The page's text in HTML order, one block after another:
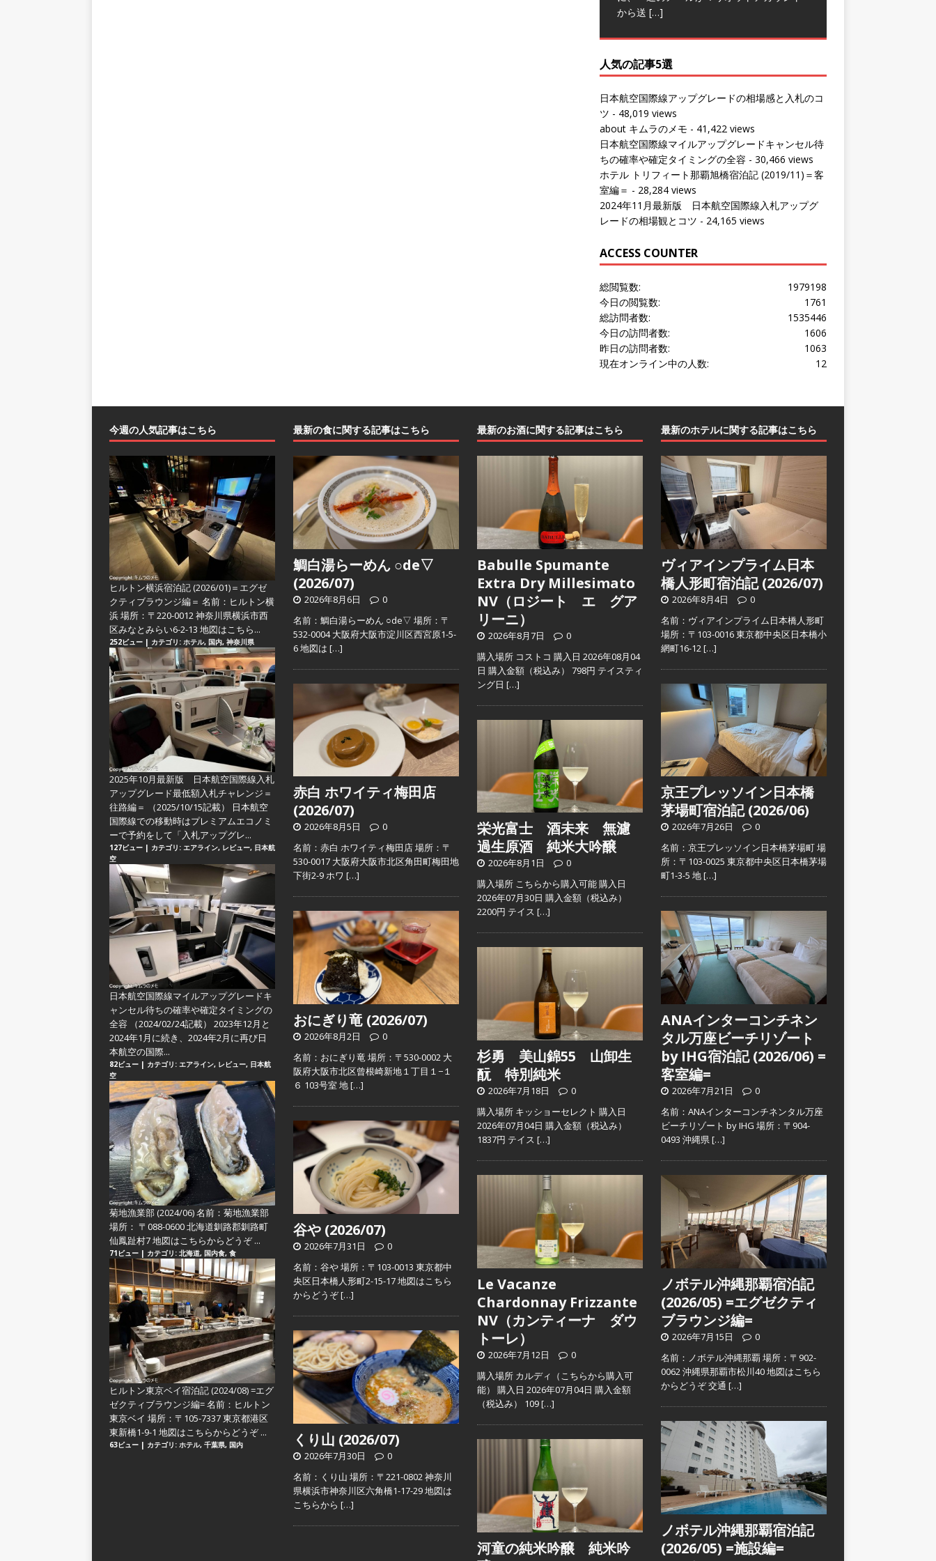
から送 […]
人気の記事5選
日本航空国際線アップグレードの相場感と入札のコ
ツ - 48,019 views
about キムラのメモ - 41,422 views
日本航空国際線マイルアップグレードキャンセル待
ちの確率や確定タイミングの全容 - 30,466 views
ホテル トリフィート那覇旭橋宿泊記 (2019/11)＝客
室編＝ - 28,284 views
2024年11月最新版 日本航空国際線入札アップグ
レードの相場観とコツ - 24,165 views
ACCESS COUNTER
1979198
総閲覧数:
1761
今日の閲覧数:
1535446
総訪問者数:
1606
今日の訪問者数:
1063
昨日の訪問者数:
12
現在オンライン中の人数:
今週の人気記事はこちら
ヒルトン横浜宿泊記 (2026/01)＝エグゼ
クティブラウンジ編＝ 名前：ヒルトン横
浜 場所：〒220-0012 神奈川県横浜市西
区みなとみらい6-2-13 地図はこちら...
252ビュー | カテゴリ: ホテル, 国内, 神奈川県
2025年10月最新版 日本航空国際線入札
アップグレード最低額入札チャレンジ＝
往路編＝
（2025/10/15記載） 日本航空
国際線での移動時はプレミアムエコノミ
ーで予約をして「入札アップグレ...
127ビュー | カテゴリ: エアライン, レビュー, 日本航
空
日本航空国際線マイルアップグレードキ
ャンセル待ちの確率や確定タイミングの
全容
（2024/02/24記載） 2023年12月と
2024年1月に続き、2024年2月に再び日
本航空の国際...
82ビュー | カテゴリ: エアライン, レビュー, 日本航
空
菊地漁業部 (2024/06)名前：菊地漁業部
場所： 〒088-0600 北海道釧路郡釧路町
仙鳳趾村7 地図はこちらからどうぞ ...
71ビュー | カテゴリ: 北海道, 国内食, 食
ヒルトン東京ベイ宿泊記 (2024/08) =エグ
ゼクティブラウンジ編=名前：ヒルトン
東京ベイ 場所：〒105-7337 東京都港区
東新橋1-9-1 地図はこちらからどうぞ ...
63ビュー | カテゴリ: ホテル, 千葉県, 国内
最新の食に関する記事はこちら
鯛白湯らーめん ○de▽
(2026/07)
2026年8月6日
0
名前：鯛白湯らーめん ○de▽ 場所：〒
532-0004 大阪府大阪市淀川区西宮原1-5-
6 地図は […]
赤白 ホワイティ梅田店
(2026/07)
2026年8月5日
0
名前：赤白 ホワイティ梅田店 場所：〒
530-0017 大阪府大阪市北区角田町梅田地
下街2-9 ホワ […]
おにぎり竜 (2026/07)
2026年8月2日
0
名前：おにぎり竜 場所：〒530-0002 大
阪府大阪市北区曾根崎新地１丁目１−１
６ 103号室 地[…]
谷や (2026/07)
2026年7月31日
0
名前：谷や 場所：〒103-0013 東京都中
央区日本橋人形町2-15-17 地図はこちら
からどうぞ[…]
くり山 (2026/07)
2026年7月30日
0
名前：くり山 場所：〒221-0802 神奈川
県横浜市神奈川区六角橋1-17-29 地図は
こちらから […]
最新のお酒に関する記事はこちら
Babulle Spumante
Extra Dry Millesimato
NV（ロジート エ グア
リーニ）
2026年8月7日
0
購入場所 コストコ 購入日 2026年08月04
日 購入金額（税込み） 798円 テイスティ
ング日 […]
栄光富士 酒未来 無濾
過生原酒 純米大吟醸
2026年8月1日
0
購入場所 こちらから購入可能 購入日
2026年07月30日 購入金額（税込み）
2200円 テイス […]
杉勇 美山錦55 山卸生
酛 特別純米
2026年7月18日
0
購入場所 キッショーセレクト 購入日
2026年07月04日 購入金額（税込み）
1837円 テイス […]
Le Vacanze
Chardonnay Frizzante
NV（カンティーナ ダウ
トーレ）
2026年7月12日
0
購入場所 カルディ（こちらから購入可
能） 購入日 2026年07月04日 購入金額
（税込み） 109[…]
河童の純米吟醸 純米吟
最新のホテルに関する記事はこちら
ヴィアインプライム日本
橋人形町宿泊記 (2026/07)
2026年8月4日
0
名前：ヴィアインプライム日本橋人形町
場所：〒103-0016 東京都中央区日本橋小
網町16-12[…]
京王プレッソイン日本橋
茅場町宿泊記 (2026/06)
2026年7月26日
0
名前：京王プレッソイン日本橋茅場町 場
所：〒103-0025 東京都中央区日本橋茅場
町1-3-5 地[…]
ANAインターコンチネン
タル万座ビーチリゾート
by IHG宿泊記 (2026/06) =
客室編=
2026年7月21日
0
名前：ANAインターコンチネンタル万座
ビーチリゾート by IHG 場所：〒904-
0493 沖縄県[…]
ノボテル沖縄那覇宿泊記
(2026/05) =エグゼクティ
ブラウンジ編=
2026年7月15日
0
名前：ノボテル沖縄那覇 場所：〒902-
0062 沖縄県那覇市松川40 地図はこちら
からどうぞ 交通 […]
ノボテル沖縄那覇宿泊記
(2026/05) =施設編=